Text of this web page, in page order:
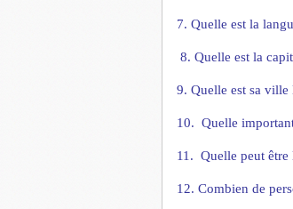
7. Quelle est la
8. Quelle est la
9. Quelle est sa ville
10. Quelle
11. Quelle peut être
12. Combien de